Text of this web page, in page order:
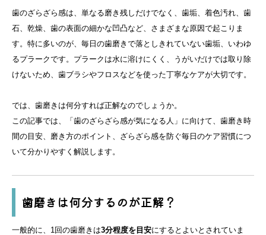
歯のざらざら感は、単なる磨き残しだけでなく、歯垢、着色汚れ、歯
石、乾燥、歯の表面の細かな凹凸など、さまざまな原因で起こりま
す。特に多いのが、毎日の歯磨きで落としきれていない歯垢、いわゆ
るプラークです。プラークは水に溶けにくく、うがいだけでは取り除
けないため、歯ブラシやフロスなどを使った丁寧なケアが大切です。
では、歯磨きは何分すれば正解なのでしょうか。
この記事では、「歯のざらざら感が気になる人」に向けて、歯磨き時
間の目安、磨き方のポイント、ざらざら感を防ぐ毎日のケア習慣につ
いて分かりやすく解説します。
歯磨きは何分するのが正解？
一般的に、1回の歯磨きは3分程度を目安にするとよいとされていま